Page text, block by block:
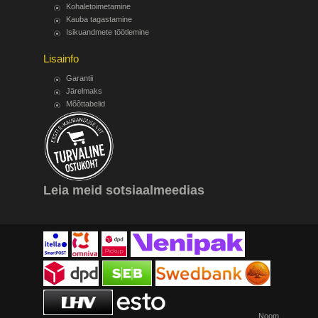
Kohaletoimetamine
Kauba tagastamine
Isikuandmete töötlemine
Lisainfo
Garantii
Järelmaks
Mõõttabelid
Leia meid sotsiaalmeedias
Noom